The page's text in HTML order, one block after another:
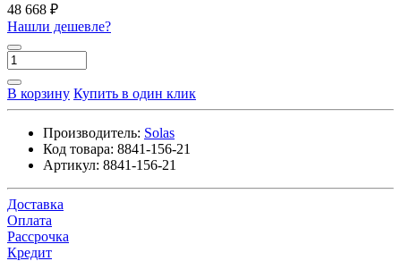
48 668 ₽
Нашли дешевле?
В корзину Купить в один клик
Производитель: Solas
Код товара: 8841-156-21
Артикул: 8841-156-21
Доставка
Оплата
Рассрочка
Кредит